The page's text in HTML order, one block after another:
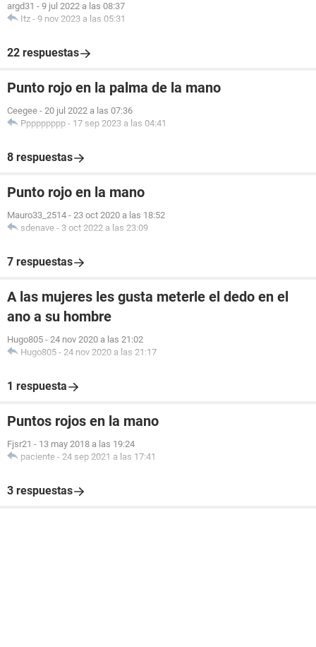
argd31 - 9 jul 2022 a las 08:37
Itz - 9 nov 2023 a las 05:31
22 respuestas
Punto rojo en la palma de la mano
Ceegee - 20 jul 2022 a las 07:36
Ppppppppp - 17 sep 2023 a las 04:41
8 respuestas
Punto rojo en la mano
Mauro33_2514 - 23 oct 2020 a las 18:52
sdenave - 3 oct 2022 a las 23:09
7 respuestas
A las mujeres les gusta meterle el dedo en el
ano a su hombre
Hugo805 - 24 nov 2020 a las 21:02
Hugo805 - 24 nov 2020 a las 21:17
1 respuesta
Puntos rojos en la mano
Fjsr21 - 13 may 2018 a las 19:24
paciente - 24 sep 2021 a las 17:41
3 respuestas